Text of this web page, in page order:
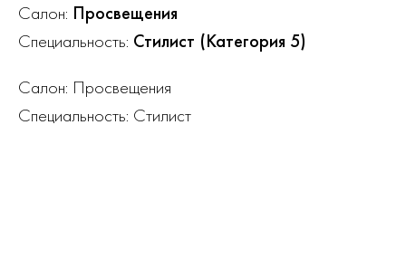
Салон: Просвещения
Специальность: Стилист (Категория 5)
Салон: Просвещения
Специальность: Стилист